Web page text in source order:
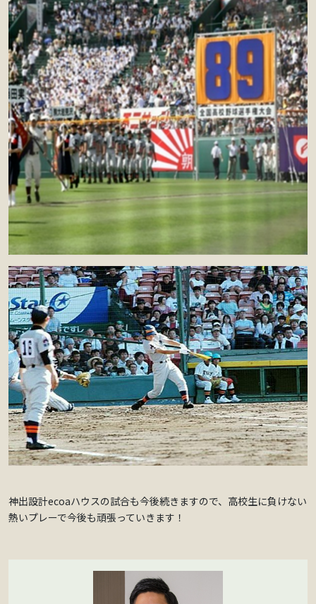
神出設計ecoaハウスの試合も今後続きますので、高校生に負けない
熱いプレーで今後も頑張っていきます！